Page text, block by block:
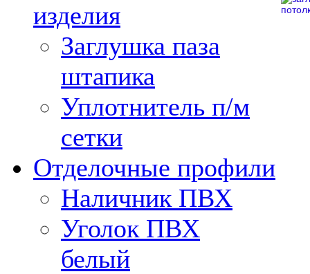
изделия
Заглушка паза
штапика
Уплотнитель п/м
сетки
Отделочные профили
Наличник ПВХ
Уголок ПВХ
белый